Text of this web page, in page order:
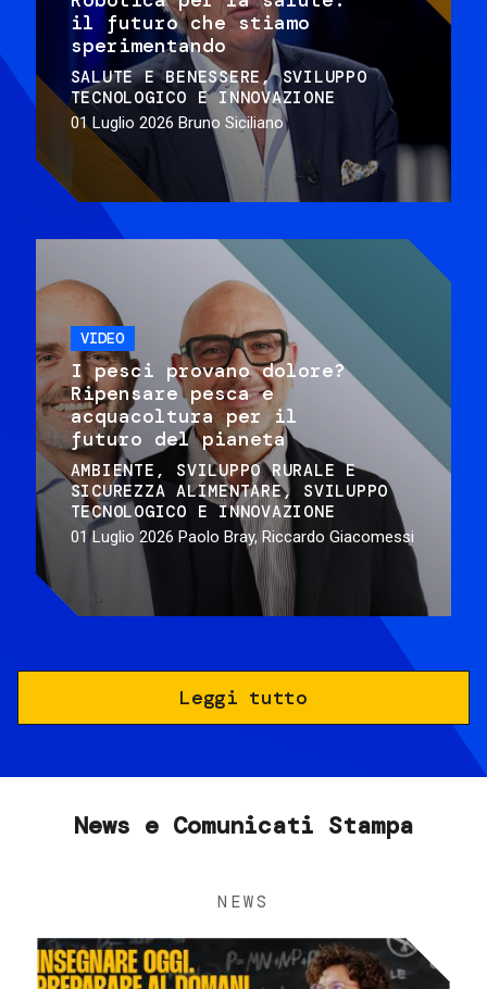
il futuro che stiamo
sperimentando
SALUTE E BENESSERE
SVILUPPO
TECNOLOGICO E INNOVAZIONE
01 Luglio 2026 Bruno Siciliano
VIDEO
I pesci provano dolore?
Ripensare pesca e
acquacoltura per il
futuro del pianeta
AMBIENTE
SVILUPPO RURALE E
SICUREZZA ALIMENTARE
SVILUPPO
TECNOLOGICO E INNOVAZIONE
01 Luglio 2026 Paolo Bray, Riccardo Giacomessi
Leggi tutto
News e Comunicati Stampa
NEWS